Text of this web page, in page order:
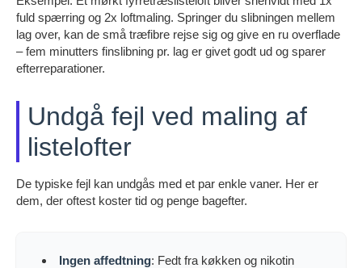
fuld spærring og 2x loftmaling. Springer du slibningen mellem
lag over, kan de små træfibre rejse sig og give en ru overflade
– fem minutters finslibning pr. lag er givet godt ud og sparer
efterreparationer.
Undgå fejl ved maling af
listelofter
De typiske fejl kan undgås med et par enkle vaner. Her er
dem, der oftest koster tid og penge bagefter.
Ingen affedtning: Fedt fra køkken og nikotin